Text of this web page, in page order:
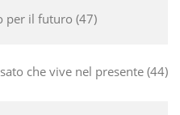
per il futuro 47
che vive nel presente 44